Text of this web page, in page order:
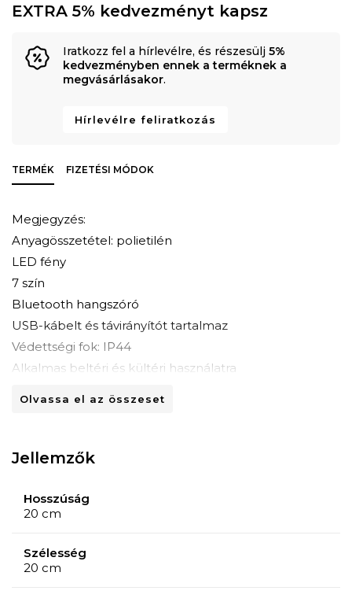
EXTRA 5% kedvezményt kapsz
Iratkozz fel a hírlevélre, és részesülj 5%
kedvezményben ennek a terméknek a
megvásárlásakor.
Hírlevélre feliratkozás
TERMÉK FIZETÉSI MÓDOK
Megjegyzés:
Anyagösszetétel: polietilén
LED fény
7 szín
Bluetooth hangszóró
USB-kábelt és távirányítót tartalmaz
Védettségi fok: IP44
Alkalmas beltéri és kültéri használatra
Olvassa el az összeset
Jellemzők
Hosszúság
20 cm
Szélesség
20 cm